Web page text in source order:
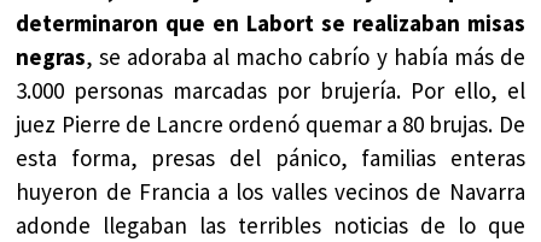
determinaron que en Labort se realizaban misas
negras, se adoraba al macho cabrío y había más de
3.000 personas marcadas por brujería. Por ello, el
juez Pierre de Lancre ordenó quemar a 80 brujas. De
esta forma, presas del pánico, familias enteras
huyeron de Francia a los valles vecinos de Navarra
adonde llegaban las terribles noticias de lo que